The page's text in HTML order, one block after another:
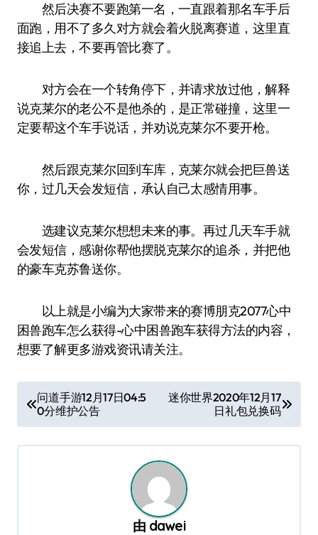
然后决赛不要跑第一名，一直跟着那名车手后
面跑，用不了多久对方就会着火脱离赛道，这里直
接追上去，不要再管比赛了。
对方会在一个转角停下，并请求放过他，解释
说克莱尔的老公不是他杀的，是正常碰撞，这里一
定要帮这个车手说话，并劝说克莱尔不要开枪。
然后跟克莱尔回到车库，克莱尔就会把巨兽送
你，过几天会发短信，承认自己太感情用事。
选建议克莱尔想想未来的事。再过几天车手就
会发短信，感谢你帮他摆脱克莱尔的追杀，并把他
的豪车克苏鲁送你。
以上就是小编为大家带来的赛博朋克2077心中
困兽跑车怎么获得-心中困兽跑车获得方法的内容，
想要了解更多游戏资讯请关注。
章
导
问道手游12月17日04:5
0分维护公告
迷你世界2020年12月17
日礼包兑换码
由 dawei